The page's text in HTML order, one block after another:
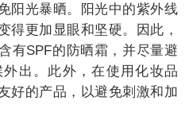
光暴晒。阳光中的紫外线
得更加显眼和坚硬。因此，
有SPF的防晒霜，并尽量避
出。此外，在使用化妆品
好的产品，以避免刺激和加